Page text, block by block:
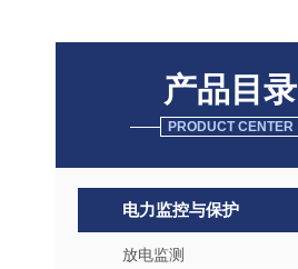
产品目录
PRODUCT CENTER
电力监控与保护
放电监测